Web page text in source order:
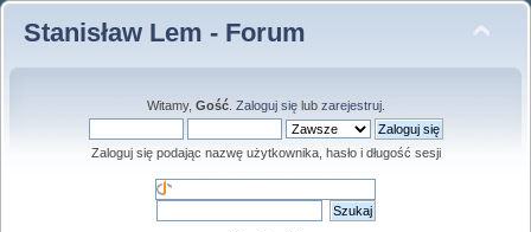
Stanisław Lem - Forum
Witamy, Gość. Zaloguj sięlub zarejestruj.
Zaloguj się podając nazwę użytkownika, hasło i długość sesji